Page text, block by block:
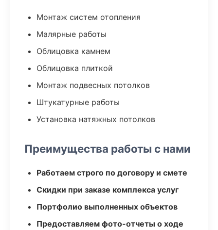
Монтаж систем отопления
Малярные работы
Облицовка камнем
Облицовка плиткой
Монтаж подвесных потолков
Штукатурные работы
Установка натяжных потолков
Преимущества работы с нами
Работаем строго по договору и смете
Скидки при заказе комплекса услуг
Портфолио выполненных объектов
Предоставляем фото-отчеты о ходе